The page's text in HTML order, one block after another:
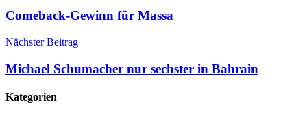
Comeback-Gewinn für Massa
Nächster Beitrag
Michael Schumacher nur sechster in Bahrain
Kategorien